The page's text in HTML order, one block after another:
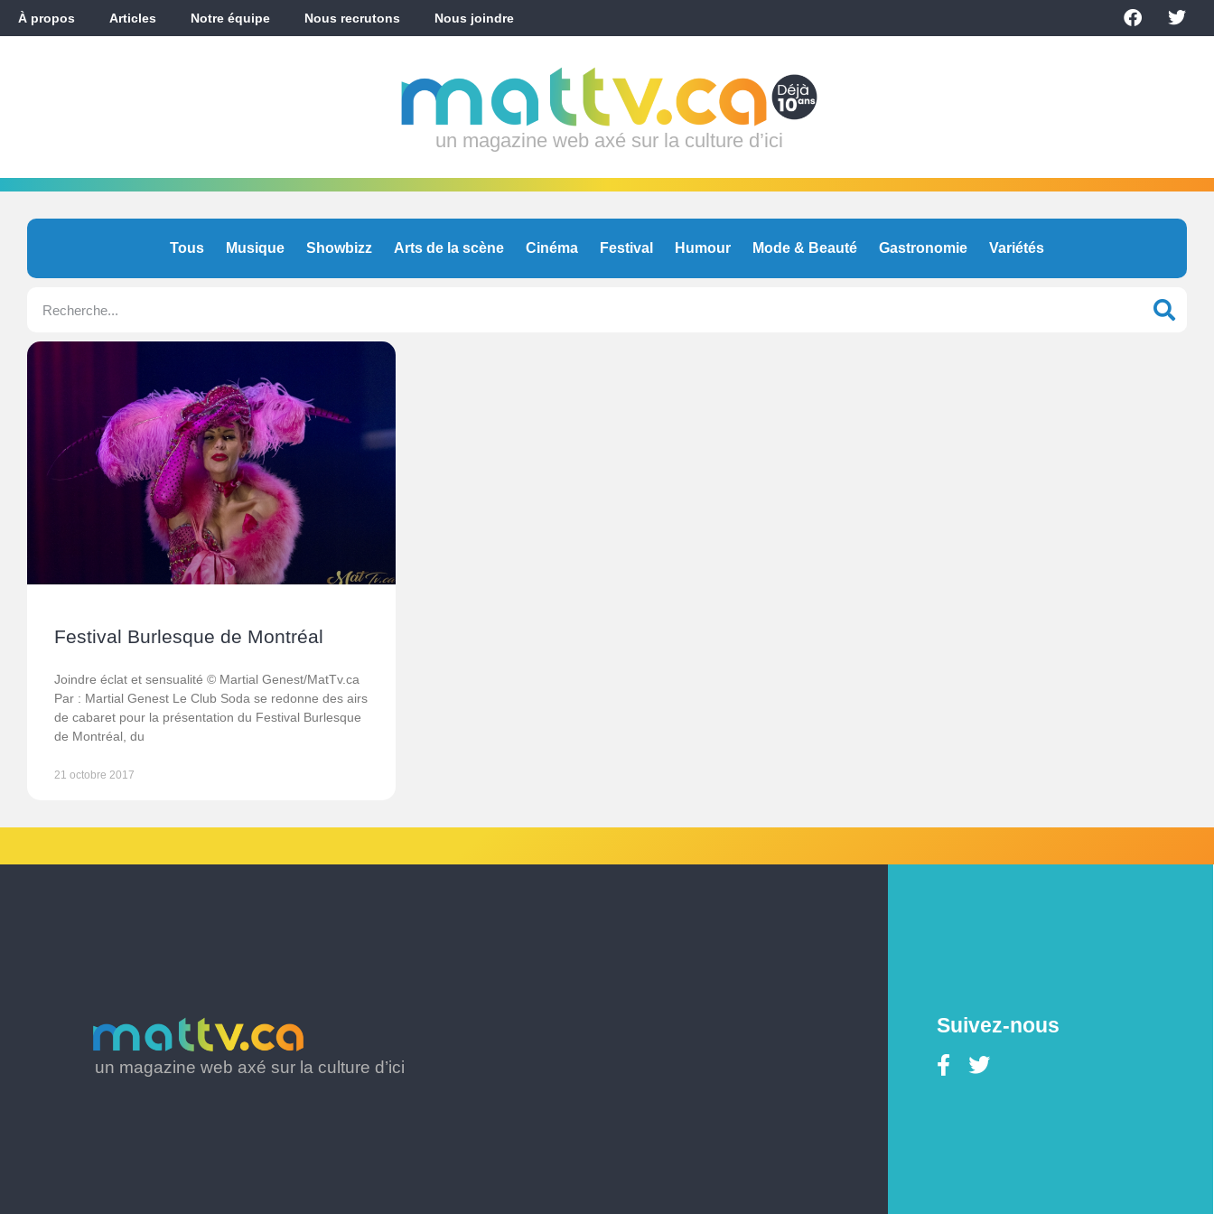
À propos Articles Notre équipe Nous recrutons Nous joindre
un magazine web axé sur la culture d’ici
Tous Musique Showbizz Arts de la scène Cinéma Festival Humour Mode & Beauté Gastronomie Variétés
Festival Burlesque de Montréal
Joindre éclat et sensualité © Martial Genest/MatTv.ca
Par : Martial Genest Le Club Soda se redonne des airs
de cabaret pour la présentation du Festival Burlesque
de Montréal, du
21 octobre 2017
un magazine web axé sur la culture d’ici
Suivez-nous